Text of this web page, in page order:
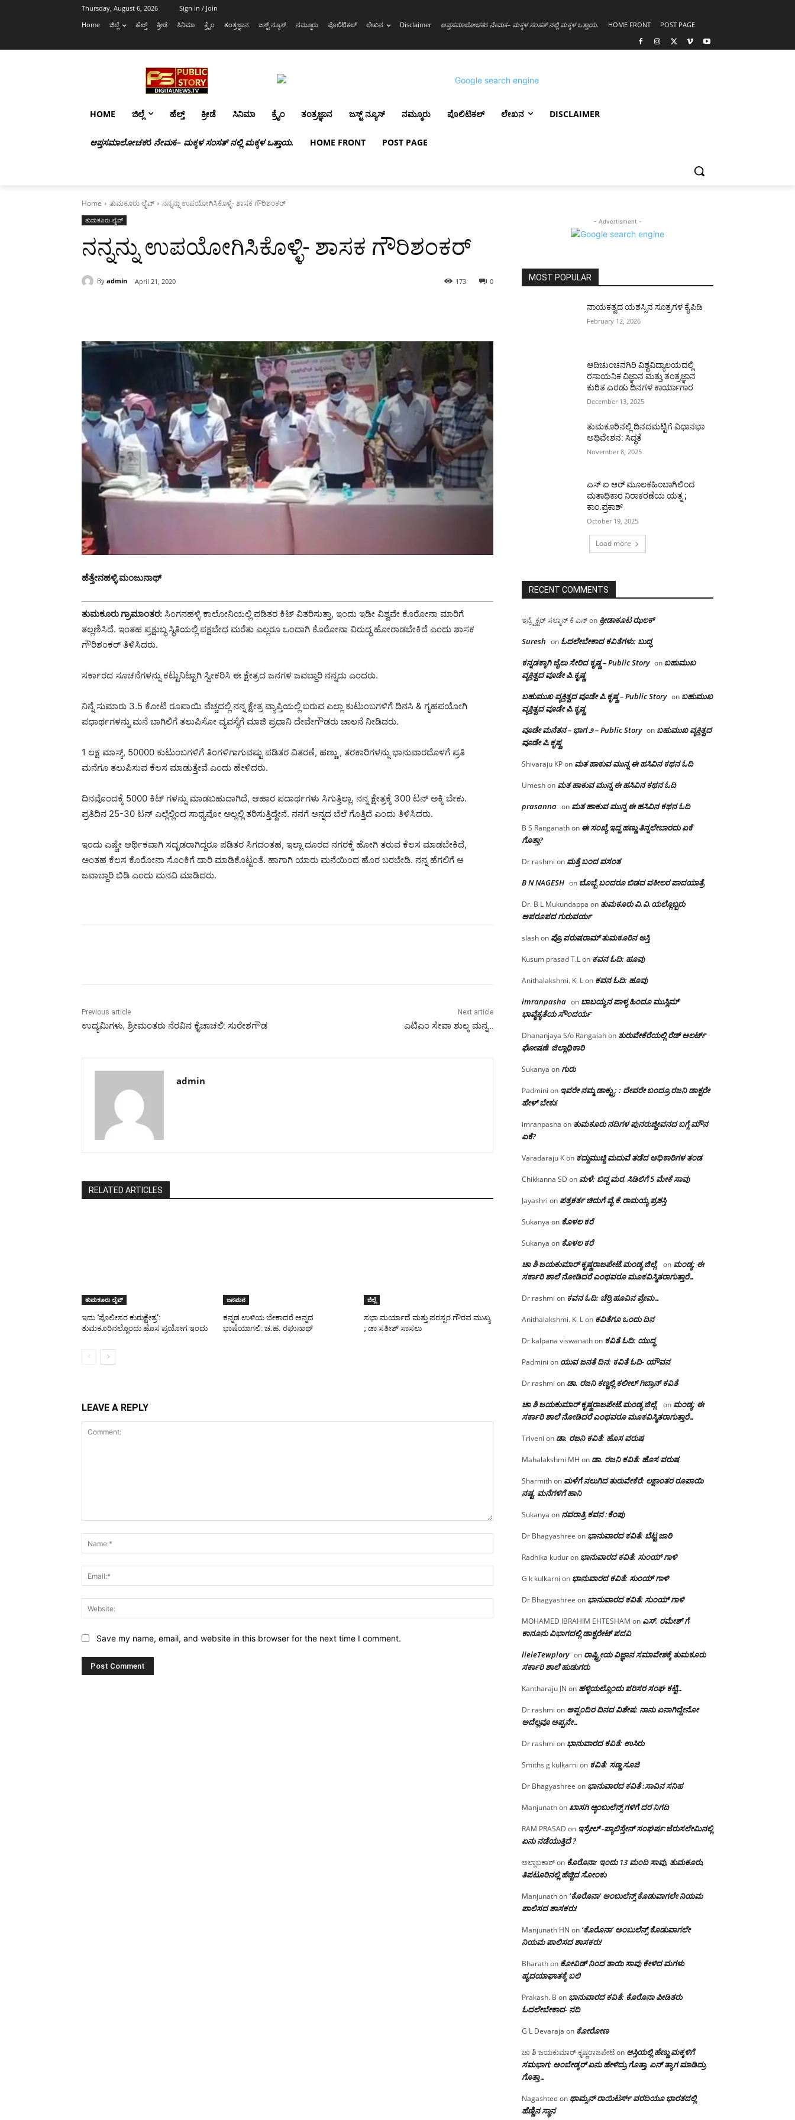
Thursday, August 6, 2026
Sign in / Join
Home
ಜಿಲ್ಲೆ ಹೆಲ್ತ್ ಕ್ರೀಡೆ ಸಿನಿಮಾ ಕ್ರೈಂ ತಂತ್ರಜ್ಞಾನ ಜಸ್ಟ್ ನ್ಯೂಸ್ ನಮ್ಮೂರು ಪೊಲಿಟಿಕಲ್ ಲೇಖನ Disclaimer ಆಪ್ತಸಮಾಲೋಚಕರ ನೇಮಕ– ಮಕ್ಕಳ ಸಂಸತ್ ನಲ್ಲಿ ಮಕ್ಕಳ ಒತ್ತಾಯ. HOME FRONT POST PAGE
HOME ಜಿಲ್ಲೆ ಹೆಲ್ತ್ ಕ್ರೀಡೆ ಸಿನಿಮಾ ಕ್ರೈಂ ತಂತ್ರಜ್ಞಾನ ಜಸ್ಟ್ ನ್ಯೂಸ್ ನಮ್ಮೂರು ಪೊಲಿಟಿಕಲ್ ಲೇಖನ DISCLAIMER
ಆಪ್ತಸಮಾಲೋಚಕರ ನೇಮಕ– ಮಕ್ಕಳ ಸಂಸತ್ ನಲ್ಲಿ ಮಕ್ಕಳ ಒತ್ತಾಯ. HOME FRONT POST PAGE
Home ತುಮಕೂರು ಲೈವ್ ನನ್ನನ್ನು ಉಪಯೋಗಿಸಿಕೊಳ್ಳಿ- ಶಾಸಕ ಗೌರಿಶಂಕರ್
ತುಮಕೂರು ಲೈವ್
ನನ್ನನ್ನು ಉಪಯೋಗಿಸಿಕೊಳ್ಳಿ- ಶಾಸಕ ಗೌರಿಶಂಕರ್
By admin April 21, 2020 0
173
ಹೆತ್ತೇನಹಳ್ಳಿ ಮಂಜುನಾಥ್
ತುಮಕೂರು ಗ್ರಾಮಾಂತರ: ಸಿಂಗನಹಳ್ಳಿ ಕಾಲೋನಿಯಲ್ಲಿ ಪಡಿತರ ಕಿಟ್ ವಿತರಿಸುತ್ತಾ, ಇಂದು ಇಡೀ ವಿಶ್ವವೇ ಕೊರೋನಾ ಮಾರಿಗೆ
ತಲ್ಲಣಿಸಿದೆ. ಇಂತಹ ಪ್ರಕ್ಷುಬ್ಧ ಸ್ಥಿತಿಯಲ್ಲಿ ಪಕ್ಷಬೇಧ ಮರೆತು ಎಲ್ಲರೂ ಒಂದಾಗಿ ಕೊರೋನಾ ವಿರುದ್ಧ ಹೋರಾಡಬೇಕಿದೆ ಎಂದು ಶಾಸಕ‌
ಗೌರಿಶಂಕರ್ ತಿಳಿಸಿದರು.
ಸರ್ಕಾರದ ಸೂಚನೆಗಳನ್ನು ಕಟ್ಟುನಿಟ್ಟಾಗಿ ಸ್ವೀಕರಿಸಿ ಈ ಕ್ಷೇತ್ರದ ಜನಗಳ ಜವಬ್ದಾರಿ ನನ್ನದು ಎಂದರು.
ನಿನ್ನೆ ಸುಮಾರು 3.5 ಕೋಟಿ ರೂಪಾಯಿ ವೆಚ್ಚದಲ್ಲಿ ನನ್ನ ಕ್ಷೇತ್ರ ವ್ಯಾಪ್ತಿಯಲ್ಲಿ ಬರುವ ಎಲ್ಲಾ ಕುಟುಂಬಗಳಿಗೆ ದಿನಸಿ & ಗೃಹಪಯೋಗಿ
ಪಧಾರ್ಥಗಳನ್ನು ಮನೆ ಬಾಗಿಲಿಗೆ ತಲುಪಿಸೋ ವ್ಯವಸ್ಥೆಗೆ ಮಾಜಿ ಪ್ರಧಾನಿ ದೇವೇಗೌಡರು ಚಾಲನೆ ನೀಡಿದರು.
1 ಲಕ್ಷ ಮಾಸ್ಕ್, 50000 ಕುಟುಂಬಗಳಿಗೆ ತಿಂಗಳಿಗಾಗುವಷ್ಟು ಪಡಿತರ ವಿತರಣೆ, ಹಣ್ಣು , ತರಕಾರಿಗಳನ್ನು ಭಾನುವಾರದೊಳಗೆ ಪ್ರತಿ
ಮನೆಗೂ ತಲುಪಿಸುವ ಕೆಲಸ ಮಾಡುತ್ತೇವೆ ಎಂದು ಹೇಳಿದರು.
ದಿನವೊಂದಕ್ಕೆ 5000 ಕಿಟ್ ಗಳನ್ನು ಮಾಡಬಹುದಾಗಿದೆ, ಆಹಾರ ಪದಾರ್ಥಗಳು ಸಿಗುತ್ತಿಲ್ಲಾ. ನನ್ನ ಕ್ಷೇತ್ರಕ್ಕೆ 300 ಟನ್ ಅಕ್ಕಿ ಬೇಕು.
ಪ್ರತಿದಿನ 25-30 ಟನ್ ಎಲ್ಲೆಲ್ಲಿಂದ ಸಾಧ್ಯವೋ ಅಲ್ಲಲ್ಲಿ ತರಿಸುತ್ತಿದ್ದೇನೆ. ನನಗೆ ಅನ್ನದ ಬೆಲೆ ಗೊತ್ತಿದೆ ಎಂದು ತಿಳಿಸಿದರು.
ಇಂದು ಎಷ್ಚೇ ಆರ್ಥಿಕವಾಗಿ ಸದೃಡರಾಗಿದ್ದರೂ ಪಡಿತರ ಸಿಗದಂತಹ, ಇಲ್ಲಾ ದೂರದ ನಗರಕ್ಕೆ ಹೋಗಿ ತರುವ ಕೆಲಸ ಮಾಡಬೇಕಿದೆ,
ಅಂತಹ ಕೆಲಸ ಕೊರೋನಾ ಸೊಂಕಿಗೆ ದಾರಿ ಮಾಡಿಕೊಟ್ಟಂತೆ. ಹಾಗಾಗಿ ಯಾರು ಮನೆಯಿಂದ ಹೊರ ಬರಬೇಡಿ. ನನ್ನ ಹೆಗಲಿಗೆ ಆ
ಜವಾಬ್ದಾರಿ ಬಿಡಿ ಎಂದು ಮನವಿ ಮಾಡಿದರು.
Previous article
ಉದ್ಯಮಿಗಳು, ಶ್ರೀಮಂತರು ನೆರವಿನ ಕೈಚಾಚಲಿ: ಸುರೇಶಗೌಡ
Next article
ಎಟಿಎಂ ಸೇವಾ ಶುಲ್ಕ ಮನ್ನ…
admin
RELATED ARTICLES
ತುಮಕೂರು ಲೈವ್
ಇದು ‘ಪೊಲೀಸರ ಕುರುಕ್ಷೇತ್ರ’:
ತುಮಕೂರಿನಲ್ಲೊಂದು ಹೊಸ ಪ್ರಯೋಗ ಇಂದು
ಜನಮನ
ಕನ್ನಡ ಉಳಿಯ ಬೇಕಾದರೆ ಅನ್ನದ
ಭಾಷೆಯಾಗಲಿ: ಚ.ಹ. ರಘುನಾಥ್
ಜಿಲ್ಲೆ
ಸಭಾ ಮರ್ಯಾದೆ ಮತ್ತು ಪರಸ್ಪರ ಗೌರವ ಮುಖ್ಯ
; ಡಾ ಸತೀಶ್ ಸಾಸಲು
LEAVE A REPLY
Website:
Save my name, email, and website in this browser for the next time I comment.
- Advertisment -
MOST POPULAR
ನಾಯಕತ್ವದ ಯಶಸ್ಸಿನ ಸೂತ್ರಗಳ ಕೈಪಿಡಿ
February 12, 2026
ಆದಿಚುಂಚನಗಿರಿ ವಿಶ್ವವಿದ್ಯಾಲಯದಲ್ಲಿ
ರಸಾಯನಿಕ ವಿಜ್ಞಾನ ಮತ್ತು ತಂತ್ರಜ್ಞಾನ
ಕುರಿತ ಎರಡು ದಿನಗಳ ಕಾರ್ಯಾಗಾರ
December 13, 2025
ತುಮಕೂರಿನಲ್ಲಿ ದಿನದಮಟ್ಟಿಗೆ ವಿಧಾನಭಾ
ಅಧಿವೇಶನ: ಸಿದ್ಧತೆ
November 8, 2025
ಎಸ್ ಐ ಆರ್ ಮೂಲಕಹಿಂಬಾಗಿಲಿಂದ
ಮತಾಧಿಕಾರ ನಿರಾಕರಣೆಯ ಯತ್ನ ;
ಕಾಂ.ಪ್ರಕಾಶ್
October 19, 2025
Load more
RECENT COMMENTS
ಇನ್ಸ್ಪೆಕ್ಟರ್ ಸಲ್ಮಾನ್ ಕೆ ಎನ್on ಕ್ರೀಡಾಕೂಟ ಝಲಕ್
Suresh on ಓದಲೇಬೇಕಾದ‌ ಕವಿತೆಗಳು: ಬುದ್ಧ
ಕನ್ನಡಕ್ಕಾಗಿ ಜೈಲು ಸೇರಿದ ಕೃಷ್ಣ – Public Story on ಬಹುಮುಖ
ವ್ಯಕ್ತಿತ್ವದ ವೂಡೇ ಪಿ.ಕೃಷ್ಣ
ಬಹುಮುಖ ವ್ಯಕ್ತಿತ್ವದ ವೂಡೇ ಪಿ.ಕೃಷ್ಣ – Public Story on ಬಹುಮುಖ
ವ್ಯಕ್ತಿತ್ವದ ವೂಡೇ ಪಿ.ಕೃಷ್ಣ
ವೂಡೇ ಮನೆತನ – ಭಾಗ ೨ – Public Story on ಬಹುಮುಖ ವ್ಯಕ್ತಿತ್ವದ
ವೂಡೇ ಪಿ.ಕೃಷ್ಣ
Shivaraju KPon ಮತ ಹಾಕುವ ಮುನ್ನ ಈ ಹಸಿವಿನ ಕಥನ ಓದಿ
Umeshon ಮತ ಹಾಕುವ ಮುನ್ನ ಈ ಹಸಿವಿನ ಕಥನ ಓದಿ
prasanna on ಮತ ಹಾಕುವ ಮುನ್ನ ಈ ಹಸಿವಿನ ಕಥನ ಓದಿ
B S Ranganathon ಈ ಸಂಖ್ಯೆ ಇದ್ದ ಹಣ್ಣು ತಿನ್ನಲೇಬಾರದು ಏಕೆ
ಗೊತ್ತಾ?
Dr rashmi on ಮತ್ತೆ ಬಂದ ವಸಂತ
B N NAGESH on ಬೊಬ್ಬೆ ಬಂದರೂ ಬಿಡದ ವಕೀಲರ ಪಾದಯಾತ್ರೆ
Dr. B L Mukundappa on ತುಮಕೂರು‌ ವಿ.ವಿ.ಯಲ್ಲೊಬ್ಬರು
ಅಪರೂಪದ ಗುರುವರ್ಯ
slashon ಪ್ರೊ.ಪರುಷರಾಮ್ ತುಮಕೂರಿನ ಆಸ್ತಿ
Kusum prasad T.Lon ಕವನ ಓದಿ: ಹೂವು
Anithalakshmi. K. Lon ಕವನ ಓದಿ: ಹೂವು
imranpasha on ಬಾಬಯ್ಯನ ಪಾಳ್ಯ ಹಿಂದೂ ಮುಸ್ಲಿಮ್
ಭಾವೈಕ್ಯತೆಯ ಸೌಂದರ್ಯ
Dhananjaya S/o Rangaiahon ತುರುವೇಕೆರೆಯಲ್ಲಿ ರೆಡ್ ಅಲರ್ಟ್
ಘೋಷಣೆ: ಜಿಲ್ಲಾಧಿಕಾರಿ
Sukanya onಗುರು
Padmini on ಇವರೇ ನಮ್ಮ ಡಾಕ್ಟ್ರು; : ದೇವರೇ ಬಂದ್ರೂ ರಜನಿ ಡಾಕ್ಟರೇ
ಹೇಳ್ ಬೇಕು!
imranpasha on ತುಮಕೂರು ನದಿಗಳ ಪುನರುಜ್ಜೀವನದ ಬಗ್ಗೆ ಮೌನ
ಏಕೆ?
Varadaraju Kon ಕದ್ದುಮುಚ್ಚಿ ಮದುವೆ ತಡೆದ ಅಧಿಕಾರಿಗಳ ತಂಡ
Chikkanna SD on ಮಳೆ: ಬಿದ್ದ ಮರ, ಸಿಡಿಲಿಗೆ 5 ಮೇಕೆ ಸಾವು
Jayashri on ಪತ್ರಕರ್ತ ಚಿದುಗೆ ವೈ.ಕೆ.ರಾಮಯ್ಯ ಪ್ರಶಸ್ತಿ
Sukanya on ಕೊಳಲ ಕರೆ
Sukanya on ಕೊಳಲ ಕರೆ
ಚಾ ಶಿ ಜಯಕುಮಾರ್ ಕೃಷ್ಣರಾಜಪೇಟೆ.ಮಂಡ್ಯ ಜಿಲ್ಲೆ. on ಮಂಡ್ಯ: ಈ
ಸರ್ಕಾರಿ ಶಾಲೆ ನೋಡಿದರೆ ಎಂಥವರೂ ಮೂಕವಿಸ್ಮಿತರಾಗುತ್ತಾರೆ…
Dr rashmi on ಕವನ ಓದಿ: ಚೆರ್ರಿ ಹೂವಿನ ಪ್ರೇಮ…
Anithalakshmi. K. Lon ಕವಿತೆಗೂ ಒಂದು ದಿನ
Dr kalpana viswanathon ಕವಿತೆ ಓದಿ: ಯುದ್ಧ
Padmini on ಯುವ ಜನತೆ ದಿನ: ಕವಿತೆ ಓದಿ- ಯೌವನ
Dr rashmi on ಡಾ. ರಜನಿ‌ ಕಣ್ಣಲ್ಲಿ ಕಲೀಲ್ ಗಿಬ್ರಾನ್ ಕವಿತೆ
ಚಾ ಶಿ ಜಯಕುಮಾರ್ ಕೃಷ್ಣರಾಜಪೇಟೆ.ಮಂಡ್ಯ ಜಿಲ್ಲೆ. on ಮಂಡ್ಯ: ಈ
ಸರ್ಕಾರಿ ಶಾಲೆ ನೋಡಿದರೆ ಎಂಥವರೂ ಮೂಕವಿಸ್ಮಿತರಾಗುತ್ತಾರೆ…
Triveni on ಡಾ. ರಜನಿ ಕವಿತೆ: ಹೊಸ ವರುಷ
Mahalakshmi MH on ಡಾ. ರಜನಿ ಕವಿತೆ: ಹೊಸ ವರುಷ
Sharmithon ಮಳೆಗೆ ನಲುಗಿದ ತುರುವೇಕೆರೆ: ಲಕ್ಷಾಂತರ ರೂಪಾಯಿ
ನಷ್ಟ, ಮನೆಗಳಿಗೆ ಹಾನಿ
Sukanya on ನವರಾತ್ರಿ ಕವನ :ಕೆಂಪು
Dr Bhagyashree on ಭಾನುವಾರದ ಕವಿತೆ: ಬೆಟ್ಟ ಜಾರಿ
Radhika kuduron ಭಾನುವಾರದ ಕವಿತೆ: ಸುಂಯ್ ಗಾಳಿ
G k kulkarni on ಭಾನುವಾರದ ಕವಿತೆ: ಸುಂಯ್ ಗಾಳಿ
Dr Bhagyashree on ಭಾನುವಾರದ ಕವಿತೆ: ಸುಂಯ್ ಗಾಳಿ
MOHAMED IBRAHIM EHTESHAM on ಎಸ್. ರಮೇಶ್ ಗೆ
ಕಾನೂನು ವಿಭಾಗದಲ್ಲಿ ಡಾಕ್ಟರೇಟ್ ಪದವಿ
lieleTewplory on ರಾಷ್ಟ್ರೀಯ ವಿಜ್ಞಾನ ಸಮಾವೇಶಕ್ಕೆ‌ ತುಮಕೂರು
ಸರ್ಕಾರಿ ಶಾಲೆ ಹುಡುಗರು
Kantharaju JN on ಹಳ್ಳಿಯಲ್ಲೊಂದು ಪರಿಸರ ಸಂಘ ಕಟ್ಟಿ…
Dr rashmi on ಅಪ್ಪಂದಿರ ದಿನದ ವಿಶೇಷ: ನಾನು ಏನಾಗಿದ್ದೇನೋ‌
ಅದೆಲ್ಲವೂ ಅಪ್ಪನೇ…
Dr rashmi on ಭಾನುವಾರದ ಕವಿತೆ: ಉಸಿರು
Smiths g kulkarni on ಕವಿತೆ: ಸಣ್ಣ ಸೂಜಿ
Dr Bhagyashree on ಭಾನುವಾರದ ಕವಿತೆ :ಸಾವಿನ ಸನಿಹ
Manjunathonಖಾಸಗಿ ಆ್ಯಂಬುಲೆನ್ಸ್ ಗಳಿಗೆ ದರ ನಿಗದಿ
RAM PRASAD on ಇಸ್ರೇಲ್ -ಪ್ಯಾಲಿಸ್ತೇನ್ ಸಂಘರ್ಷ:ಜೆರುಸಲೇಮಿನಲ್ಲಿ
ಏನು ನಡೆಯುತ್ತಿದೆ ?
ಅಲ್ಲಾಬಕಾಶ್on ಕೊರೊನಾ: ಇಂದು 13 ಮಂದಿ ಸಾವು, ತುಮಕೂರು,
ತಿಪಟೂರಿನಲ್ಲಿ ಹೆಚ್ಚಿದ ಸೋಂಕು
Manjunathon ‘ಕೊರೊನಾ’ ಅಂಬುಲೆನ್ಸ್ ಕೊಡುವಾಗಲೇ ನಿಯಮ
ಪಾಲಿಸದ ಶಾಸಕರು!
Manjunath HN on ‘ಕೊರೊನಾ’ ಅಂಬುಲೆನ್ಸ್ ಕೊಡುವಾಗಲೇ
ನಿಯಮ ಪಾಲಿಸದ ಶಾಸಕರು!
Bharathon ಕೋವಿಡ್ ನಿಂದ ತಾಯಿ ಸಾವು ಕೇಳಿದ ಮಗಳು
ಹೃದಯಾಘಾತಕ್ಕೆ ಬಲಿ
Prakash. B on ಭಾನುವಾರದ ಕವಿತೆ: ಕೊರೊನಾ ಪೀಡಿತರು
ಓದಲೇಬೇಕಾದ- ನದಿ
G L Devaraja on ಕೋರೋಣ
ಚಾ ಶಿ ಜಯಕುಮಾರ್ ಕೃಷ್ಣರಾಜಪೇಟೆon ಆಸ್ತಿಯಲ್ಲಿ ಹೆಣ್ಣು ಮಕ್ಕಳಿಗೆ
ಸಮಭಾಗ; ಅಂಬೇಡ್ಕರ್ ಏನು ಹೇಳಿದ್ರು ಗೊತ್ತಾ, ಏನ್ ತ್ಯಾಗ ಮಾಡಿದ್ರು
ಗೊತ್ತಾ…
Nagashtee on ಥಾಮ್ಸನ್ ರಾಯಿಟರ್ಸ್ ವರದಿಯೂ ಭಾರತದಲ್ಲಿ
ಹೆಣ್ಣಿನ ಸ್ಥಾನ‌